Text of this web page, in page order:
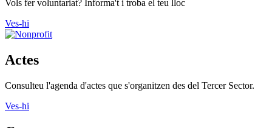
Vols fer voluntariat? Informa't i troba el teu lloc
Ves-hi
Actes
Consulteu l'agenda d'actes que s'organitzen des del Tercer Sector.
Ves-hi